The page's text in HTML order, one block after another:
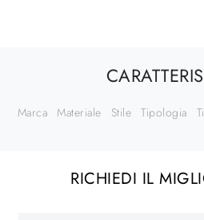
Marca Materiale Stile Tipologia
RICHIEDI IL